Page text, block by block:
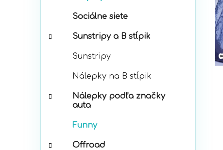
Sociálne siete
Sunstripy a B stĺpik
Sunstripy
Nálepky na B stĺpik
Nálepky podľa značky
auta
Funny
Offroad